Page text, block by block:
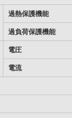
過熱保護機能
過負荷保護機能
電圧
電流